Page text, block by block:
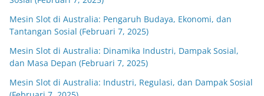
Mesin Slot di Australia: Pengaruh Budaya, Ekonomi, dan
Tantangan Sosial (Februari 7, 2025)
Mesin Slot di Australia: Dinamika Industri, Dampak Sosial,
dan Masa Depan (Februari 7, 2025)
Mesin Slot di Australia: Industri, Regulasi, dan Dampak Sosial